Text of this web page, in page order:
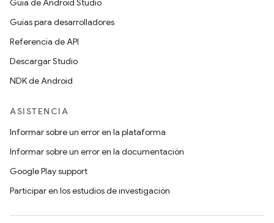
Guía de Android Studio
Guías para desarrolladores
Referencia de API
Descargar Studio
NDK de Android
ASISTENCIA
Informar sobre un error en la plataforma
Informar sobre un error en la documentación
Google Play support
Participar en los estudios de investigación